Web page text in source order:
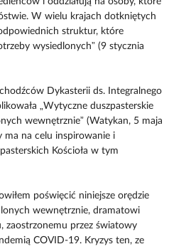
W wielu krajach dotkniętych
struktur, które
wysiedlonych” (9 stycznia
Dykasterii ds. Integralnego
„Wytyczne duszpasterskie
wewnętrznie” (Watykan, 5 maja
na celu inspirowanie i
Kościoła w tym
poświęcić niniejsze orędzie
wewnętrznie, dramatowi
zaostrzonemu przez światowy
COVID-19. Kryzys ten, ze